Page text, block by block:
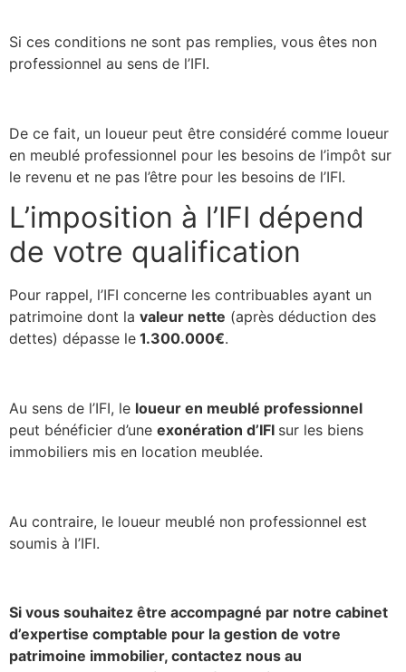
Si ces conditions ne sont pas remplies, vous êtes non
professionnel au sens de l’IFI.
De ce fait, un loueur peut être considéré comme loueur
en meublé professionnel pour les besoins de l’impôt sur
le revenu et ne pas l’être pour les besoins de l’IFI.
L’imposition à l’IFI dépend
de votre qualification
Pour rappel, l’IFI concerne les contribuables ayant un
patrimoine dont la valeur nette (après déduction des
dettes) dépasse le 1.300.000€.
Au sens de l’IFI, le loueur en meublé professionnel
peut bénéficier d’une exonération d’IFI sur les biens
immobiliers mis en location meublée.
Au contraire, le loueur meublé non professionnel est
soumis à l’IFI.
Si vous souhaitez être accompagné par notre cabinet
d’expertise comptable pour la gestion de votre
patrimoine immobilier, contactez nous au